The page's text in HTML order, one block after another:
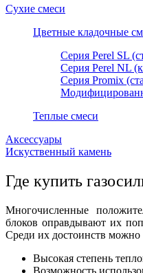
Сухие смеси
Цветные кладочные
Серия Perel SL
Серия Perel NL
Серия Promix
Теплые смеси
Аксессуары
Искуственный камень
Где купить
Многочисленные
блоков оправдывают их
Среди их достоинств
Высокая степень
Возможность